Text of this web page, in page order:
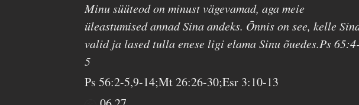
Minu süüteod on minust vägevamad, aga meie
üleastumised annad Sina andeks. Õnnis on see, kelle
valid ja lased tulla enese ligi elama Sinu õuedes.Ps
5
Ps 56:2-5,9-14;Mt 26:26-30;Esr 3:10-13